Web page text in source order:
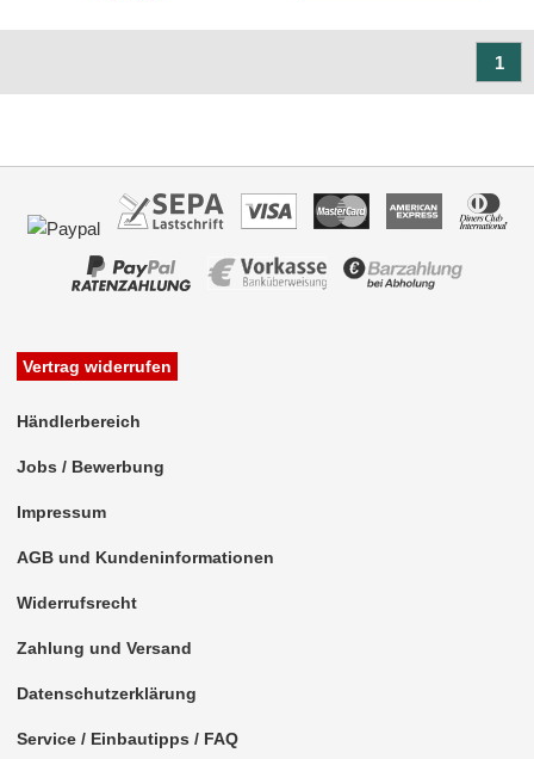
1
Vertrag widerrufen
Händlerbereich
Jobs / Bewerbung
Impressum
AGB und Kundeninformationen
Widerrufsrecht
Zahlung und Versand
Datenschutzerklärung
Service / Einbautipps / FAQ